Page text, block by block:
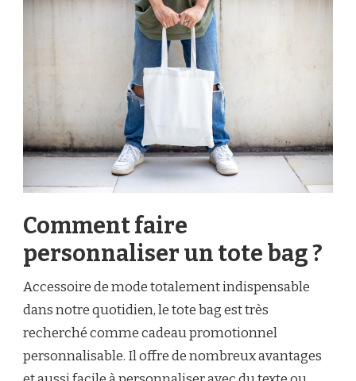
Comment faire
personnaliser un tote bag ?
Accessoire de mode totalement indispensable
dans notre quotidien, le tote bag est très
recherché comme cadeau promotionnel
personnalisable. Il offre de nombreux avantages